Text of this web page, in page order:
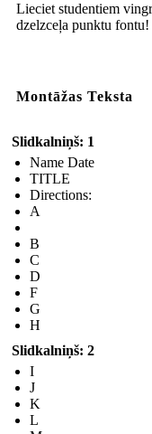
Lieciet studentiem
dzelzceļa punktu fontu!
Montāžas Teksta
Slidkalniņš: 1
Name Date
TITLE
Directions:
A
B
C
D
F
G
H
Slidkalniņš: 2
I
J
K
L